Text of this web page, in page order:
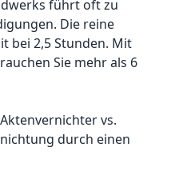
führt oft zu
Die reine
bei 2,5 Stunden. Mit
Sie mehr als 6